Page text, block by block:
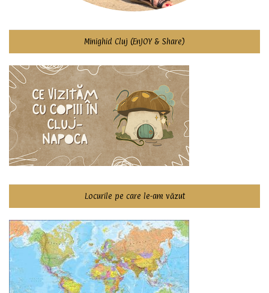
Minighid Cluj (EnJOY & Share)
Locurile pe care le-am văzut